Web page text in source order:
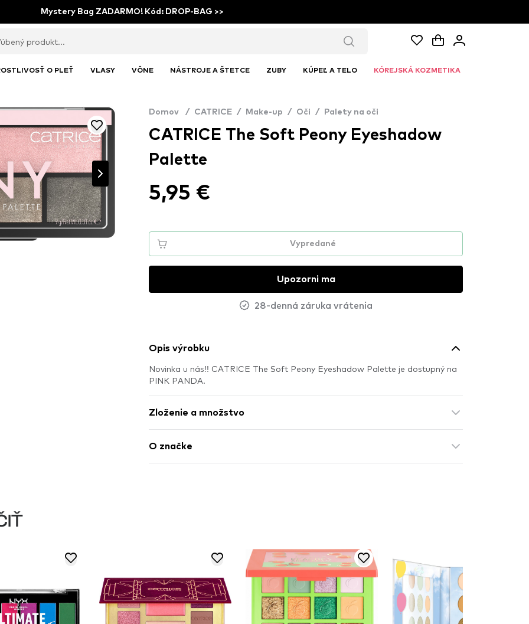
Mystery Bag ZADARMO! Kód: DROP-BAG >>
O PLEŤ VLASY VÔNE NÁSTROJE A ŠTETCE ZUBY KÚPEĽ A TELO KÓREJSKÁ KOZMETIKA
Domov / CATRICE / Make-up / Oči / Palety na oči
CATRICE The Soft Peony Eyeshadow
Palette
5,95 €
Vypredané
Upozorni ma
28-denná záruka vrátenia
Opis výrobku
Novinka u nás!! CATRICE The Soft Peony Eyeshadow Palette je dostupný na
PINK PANDA.
Zloženie a množstvo
O značke